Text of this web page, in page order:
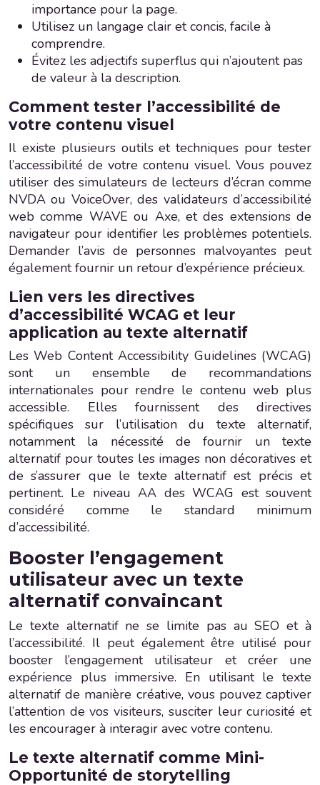
importance pour la page.
Utilisez un langage clair et concis, facile à
comprendre.
Évitez les adjectifs superflus qui n’ajoutent pas
de valeur à la description.
Comment tester l’accessibilité de
votre contenu visuel
Il existe plusieurs outils et techniques pour tester
l’accessibilité de votre contenu visuel. Vous pouvez
utiliser des simulateurs de lecteurs d’écran comme
NVDA ou VoiceOver, des validateurs d’accessibilité
web comme WAVE ou Axe, et des extensions de
navigateur pour identifier les problèmes potentiels.
Demander l’avis de personnes malvoyantes peut
également fournir un retour d’expérience précieux.
Lien vers les directives
d’accessibilité WCAG et leur
application au texte alternatif
Les Web Content Accessibility Guidelines (WCAG)
sont un ensemble de recommandations
internationales pour rendre le contenu web plus
accessible. Elles fournissent des directives
spécifiques sur l’utilisation du texte alternatif,
notamment la nécessité de fournir un texte
alternatif pour toutes les images non décoratives et
de s’assurer que le texte alternatif est précis et
pertinent. Le niveau AA des WCAG est souvent
considéré comme le standard minimum
d’accessibilité.
Booster l’engagement
utilisateur avec un texte
alternatif convaincant
Le texte alternatif ne se limite pas au SEO et à
l’accessibilité. Il peut également être utilisé pour
booster l’engagement utilisateur et créer une
expérience plus immersive. En utilisant le texte
alternatif de manière créative, vous pouvez captiver
l’attention de vos visiteurs, susciter leur curiosité et
les encourager à interagir avec votre contenu.
Le texte alternatif comme Mini-
Opportunité de storytelling